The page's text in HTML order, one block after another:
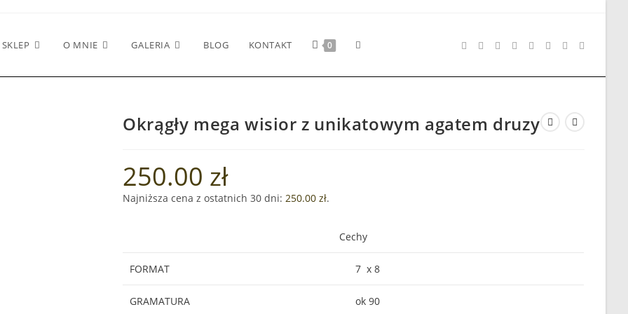
SKLEP O MNIE GALERIA BLOG KONTAKT 0 Toggle
Okrągły mega wisior z unikatowym agatem druzy
250.00 zł
Najniższa cena z ostatnich 30 dni:250.00zł.
Cechy
FORMAT 7 x 8
GRAMATURA ok 90